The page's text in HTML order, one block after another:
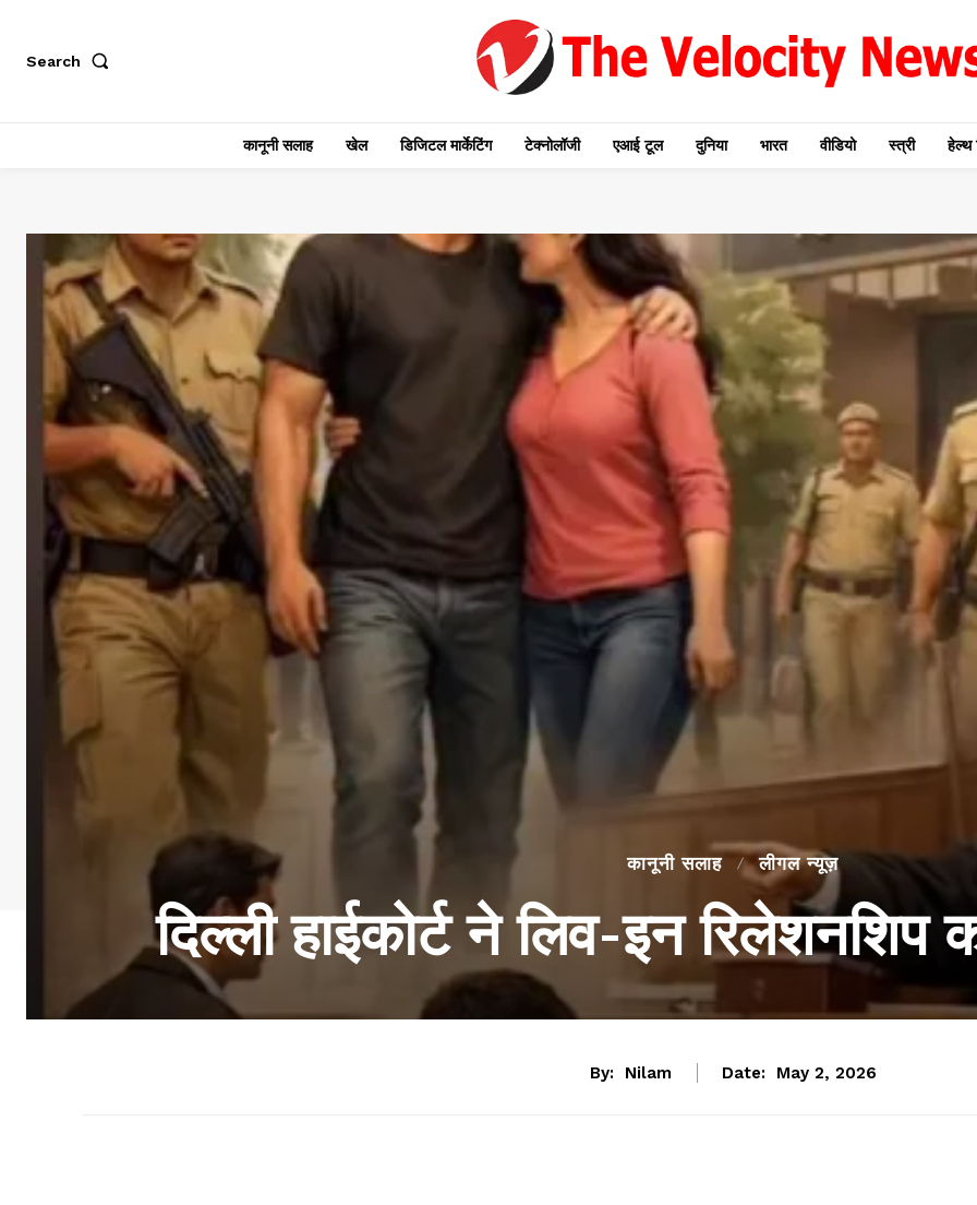
Search
कानूनी सलाह खेल डिजिटल मार्केटिंग टेक्नोलॉजी एआई टूल दुनिया भारत वीडियो स्त्री हेल्थ
कानूनी सलाह लीगल न्यूज़
दिल्ली हाईकोर्ट ने लिव-इन रिलेशनशिप
By: Nilam Date: May 2, 2026